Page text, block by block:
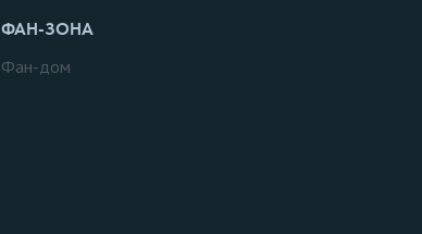
ФАН-ЗОНА
Фан-дом